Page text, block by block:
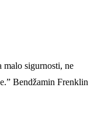
malo sigurnosti, ne
Bendžamin Frenklin